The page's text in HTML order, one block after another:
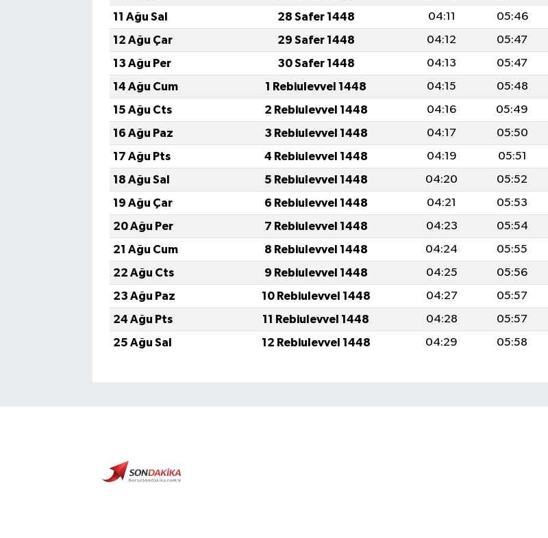
11 Ağu Sal
28 Safer 1448 04:11 05:46
12 Ağu Çar
29 Safer 1448 04:12 05:47
13 Ağu Per
30 Safer 1448 04:13 05:47
14 Ağu Cum
1 Rebiulevvel 1448 04:15 05:48
15 Ağu Cts
2 Rebiulevvel 1448 04:16 05:49
16 Ağu Paz
3 Rebiulevvel 1448 04:17 05:50
17 Ağu Pts
4 Rebiulevvel 1448 04:19 05:51
18 Ağu Sal
5 Rebiulevvel 1448 04:20 05:52
19 Ağu Çar
6 Rebiulevvel 1448 04:21 05:53
20 Ağu Per
7 Rebiulevvel 1448 04:23 05:54
21 Ağu Cum
8 Rebiulevvel 1448 04:24 05:55
22 Ağu Cts
9 Rebiulevvel 1448 04:25 05:56
23 Ağu Paz
10 Rebiulevvel 1448 04:27 05:57
24 Ağu Pts
11 Rebiulevvel 1448 04:28 05:57
25 Ağu Sal
12 Rebiulevvel 1448 04:29 05:58